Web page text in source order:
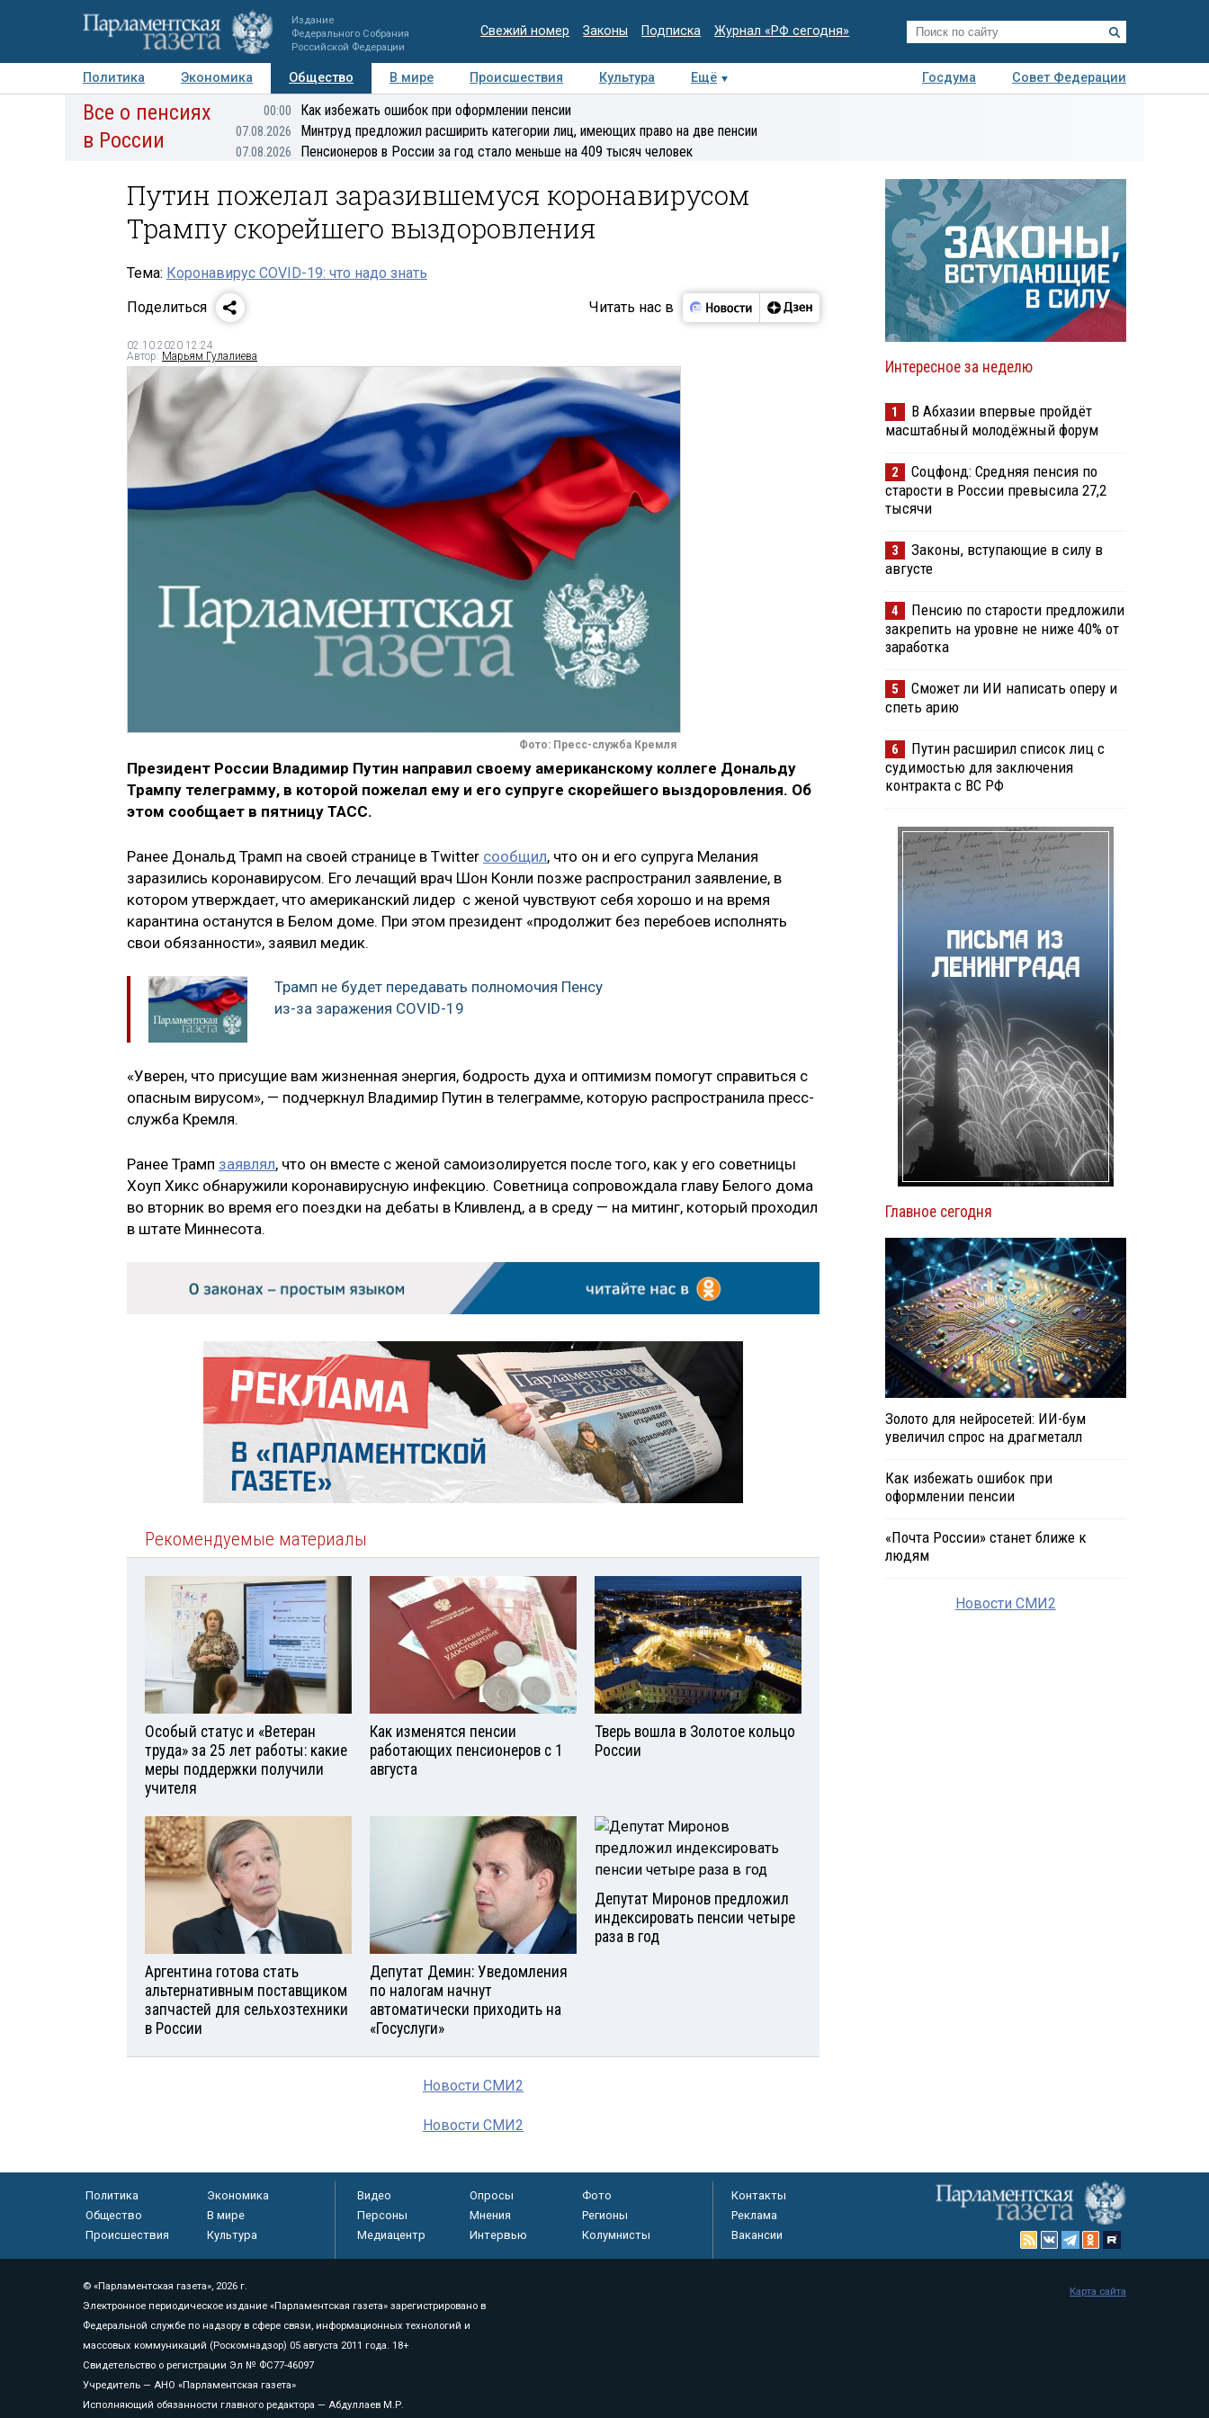
Издание
Федерального Собрания
Российской Федерации
Свежий номер Законы Подписка Журнал «РФ сегодня»
Политика Экономика Общество В мире Происшествия Культура Ещё Госдума
Совет Федерации
Авторы Персоны Мнения Регионы Медиацентр Интервью
Все о пенсиях
в России
00:00 Как избежать ошибок при оформлении пенсии
07.08.2026 Минтруд предложил расширить категории лиц, имеющих право на две пенсии
07.08.2026 Пенсионеров в России за год стало меньше на 409 тысяч человек
Путин пожелал заразившемуся коронавирусом
Трампу скорейшего выздоровления
Тема: Коронавирус COVID-19: что надо знать
Поделиться
Читать нас в
02.10.2020 12:24
Автор: Марьям Гулалиева
Фото: Пресс-служба Кремля
Президент России Владимир Путин направил своему американскому коллеге Дональду
Трампу телеграмму, в которой пожелал ему и его супруге скорейшего выздоровления. Об
этом сообщает в пятницу ТАСС.
Ранее Дональд Трамп на своей странице в Twitter сообщил, что он и его супруга Мелания
заразились коронавирусом. Его лечащий врач Шон Конли позже распространил заявление, в
котором утверждает, что американский лидер с женой чувствуют себя хорошо и на время
карантина останутся в Белом доме. При этом президент «продолжит без перебоев исполнять
свои обязанности», заявил медик.
Трамп не будет передавать полномочия Пенсу
из-за заражения COVID-19
«Уверен, что присущие вам жизненная энергия, бодрость духа и оптимизм помогут справиться с
опасным вирусом», — подчеркнул Владимир Путин в телеграмме, которую распространила пресс-
служба Кремля.
Ранее Трамп заявлял, что он вместе с женой самоизолируется после того, как у его советницы
Хоуп Хикс обнаружили коронавирусную инфекцию. Советница сопровождала главу Белого дома
во вторник во время его поездки на дебаты в Кливленд, а в среду — на митинг, который проходил
в штате Миннесота.
Рекомендуемые материалы
Особый статус и «Ветеран
труда» за 25 лет работы: какие
меры поддержки получили
учителя
Как изменятся пенсии
работающих пенсионеров с 1
августа
Тверь вошла в Золотое кольцо
России
Аргентина готова стать
альтернативным поставщиком
запчастей для сельхозтехники
в России
Депутат Демин: Уведомления
по налогам начнут
автоматически приходить на
«Госуслуги»
Депутат Миронов предложил
индексировать пенсии четыре
раза в год
Новости СМИ2
Новости СМИ2
Интересное за неделю
1
В Абхазии впервые пройдёт
масштабный молодёжный форум
2
Соцфонд: Средняя пенсия по
старости в России превысила 27,2
тысячи
3
Законы, вступающие в силу в
августе
4
Пенсию по старости предложили
закрепить на уровне не ниже 40% от
заработка
5
Сможет ли ИИ написать оперу и
спеть арию
6
Путин расширил список лиц с
судимостью для заключения
контракта с ВС РФ
Главное сегодня
Золото для нейросетей: ИИ-бум
увеличил спрос на драгметалл
Как избежать ошибок при
оформлении пенсии
«Почта России» станет ближе к
людям
Новости СМИ2
Политика
Экономика
Общество
В мире
Происшествия
Культура
Видео Опросы
Фото
Персоны
Мнения
Регионы
Медиацентр
Интервью Колумнисты
Контакты
Реклама
Вакансии
© «Парламентская газета», 2026 г.
Электронное периодическое издание «Парламентская газета» зарегистрировано в
Федеральной службе по надзору в сфере связи, информационных технологий и
массовых коммуникаций (Роскомнадзор) 05 августа 2011 года. 18+
Свидетельство о регистрации Эл № ФС77-46097
Учредитель — АНО «Парламентская газета»
Исполняющий обязанности главного редактора — Абдуллаев М.Р.
Карта сайта